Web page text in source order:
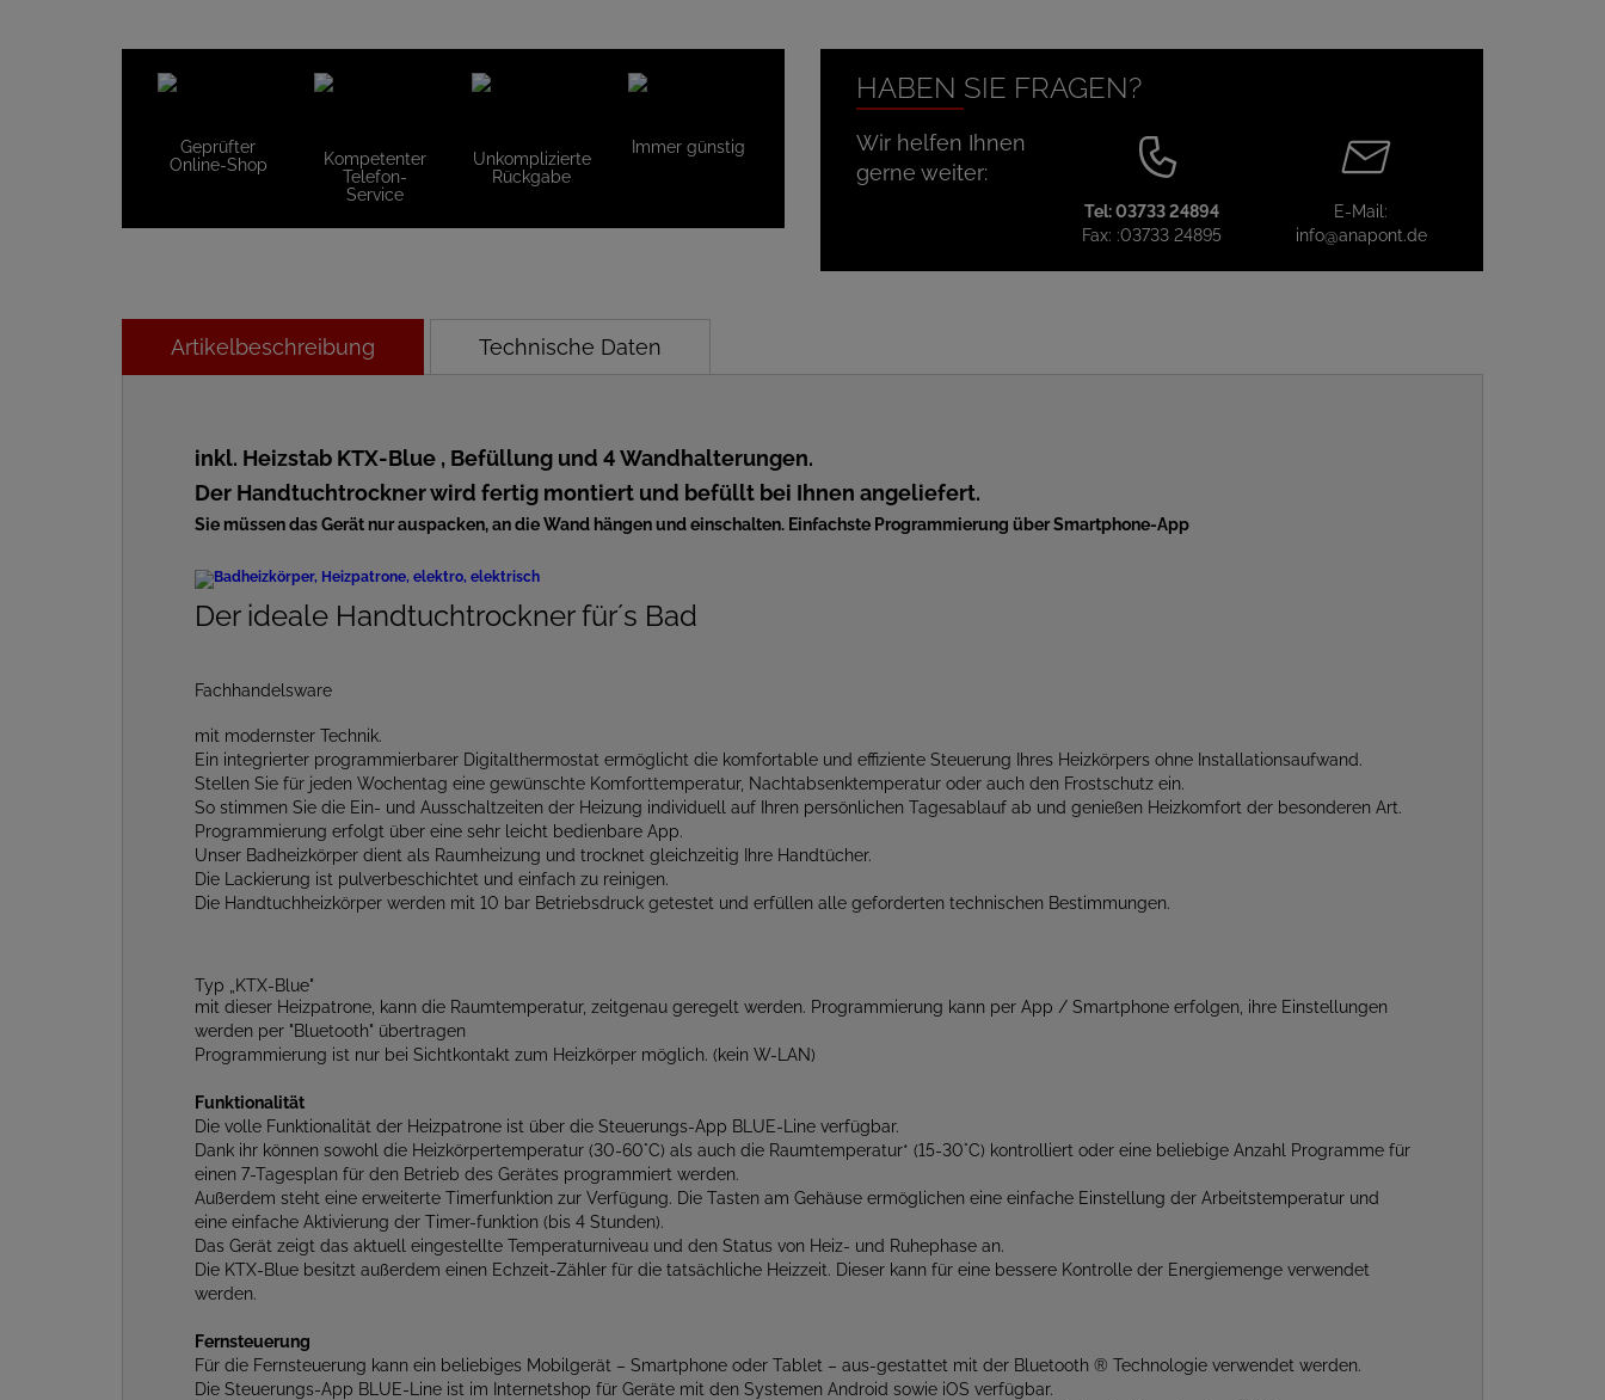
Geprüfter
Online-Shop
Kompetenter
Telefon-
Service
Unkomplizierte
Rückgabe
Immer günstig
HABEN SIE FRAGEN?
Wir helfen Ihnen
gerne weiter:
Tel:03733 24894
Fax: :03733 24895
E-Mail:
info@anapont.de
Artikelbeschreibung Technische Daten
inkl. Heizstab KTX-Blue , Befüllung und 4 Wandhalterungen.
Der Handtuchtrockner wird fertig montiert und befüllt bei Ihnen angeliefert.
Sie müssen das Gerät nur auspacken, an die Wand hängen und einschalten. Einfachste Programmierung über Smartphone-App
Der ideale Handtuchtrockner für´s Bad
Fachhandelsware
mit modernster Technik.
Ein integrierter programmierbarer Digital­ther­mostat ermöglicht die komfortable und effizien­te Steuerung Ihres Heizkörpers ohne Installations­aufwand.
Stellen Sie für jeden Wochentag eine gewünschte Komforttemperatur, Nacht­absenk­temperatur oder auch den Frostschutz ein.
So stimmen Sie die Ein- und Ausschaltzeiten der Heizung individuell auf Ihren persönlichen Tages­ablauf ab und genießen Heizkomfort der besonderen Art.
Programmierung erfolgt über eine sehr leicht bedienbare App.
Unser Badheizkörper dient als Raumheizung und trocknet gleichzeitig Ihre Handtücher.
Die Lackierung ist pulverbeschichtet und einfach zu reinigen.
Die Handtuchheizkörper werden mit 10 bar Betriebsdruck getestet und erfüllen alle geforderten technischen Bestimmungen.
Typ „KTX-Blue"
mit dieser Heizpatrone, kann die Raumtemperatur, zeitgenau geregelt werden. Programmierung kann per App / Smartphone erfolgen, ihre Einstellungen
werden per "Bluetooth" übertragen
Programmierung ist nur bei Sichtkontakt zum Heizkörper möglich. (kein W-LAN)
Funktionalität
Die volle Funktionalität der Heizpatrone ist über die Steuerungs-App BLUE-Line verfügbar.
Dank ihr können sowohl die Heizkörpertemperatur (30-60°C) als auch die Raumtemperatur* (15-30°C) kontrolliert oder eine beliebige Anzahl Programme für
einen 7-Tagesplan für den Betrieb des Gerätes programmiert werden.
Außerdem steht eine erweiterte Timerfunktion zur Verfügung. Die Tasten am Gehäuse ermöglichen eine einfache Einstellung der Arbeitstemperatur und
eine einfache Aktivierung der Timer-funktion (bis 4 Stunden).
Das Gerät zeigt das aktuell eingestellte Temperaturniveau und den Status von Heiz- und Ruhephase an.
Die KTX-Blue besitzt außerdem einen Echzeit-Zähler für die tatsächliche Heizzeit. Dieser kann für eine bessere Kontrolle der Energiemenge verwendet
werden.
Fernsteuerung
Für die Fernsteuerung kann ein beliebiges Mobilgerät – Smartphone oder Tablet – aus-gestattet mit der Bluetooth ® Technologie verwendet werden.
Die Steuerungs-App BLUE-Line ist im Internetshop für Geräte mit den Systemen Android sowie iOS verfügbar.